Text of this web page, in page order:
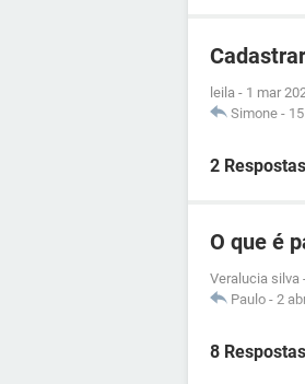
leila - 1 mar
Simone -
2 Respostas
O que é
Veralucia silva
Paulo - 2
8 Respostas